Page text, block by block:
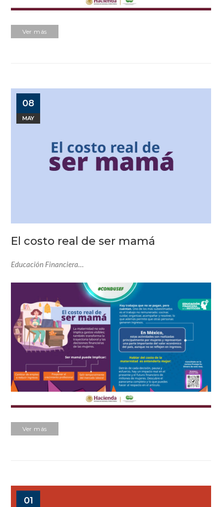
Ver más
08
MAY
El costo real de ser mamá
Educación Financiera…
Ver más
01